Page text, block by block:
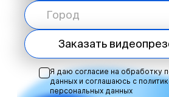
Заказать
Я даю согласие на обработку
данных и соглашаюсь с
персональных данных